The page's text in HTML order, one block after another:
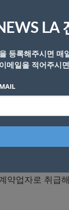
직원으로 분
항소법원의
가 반대하는
다고 밝혀왔다.
를 제출한다
단하기로 했던
제 업체들이
약업자로 취급
LA
등록해주시면 매
이메일을 적어주시